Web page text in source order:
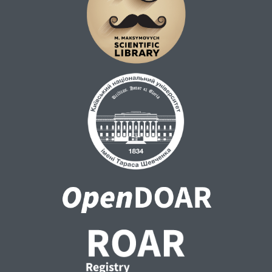
корелюють, в якості гармонійного
елемента, з інтересами людського
розвитку на довгострокову перспективу. В
сучасних умовах розвитку суспільства
культурологічна експертиза і є
репрезентантом соціальної затребуваності
культурологічного знання.